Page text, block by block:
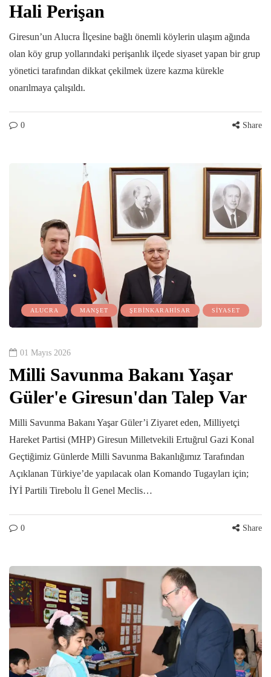
Hali Perişan
Giresun’un Alucra İlçesine bağlı önemli köylerin ulaşım ağında
olan köy grup yollarındaki perişanlık ilçede siyaset yapan bir grup
yönetici tarafından dikkat çekilmek üzere kazma kürekle
onarılmaya çalışıldı.
0 Share
ALUCRA MANŞET ŞEBİNKARAHİSAR SİYASET
01 Mayıs 2026
Milli Savunma Bakanı Yaşar
Güler'e Giresun'dan Talep Var
Milli Savunma Bakanı Yaşar Güler’i Ziyaret eden, Milliyetçi
Hareket Partisi (MHP) Giresun Milletvekili Ertuğrul Gazi Konal
Geçtiğimiz Günlerde Milli Savunma Bakanlığımız Tarafından
Açıklanan Türkiye’de yapılacak olan Komando Tugayları için;
İYİ Partili Tirebolu İl Genel Meclis…
0 Share